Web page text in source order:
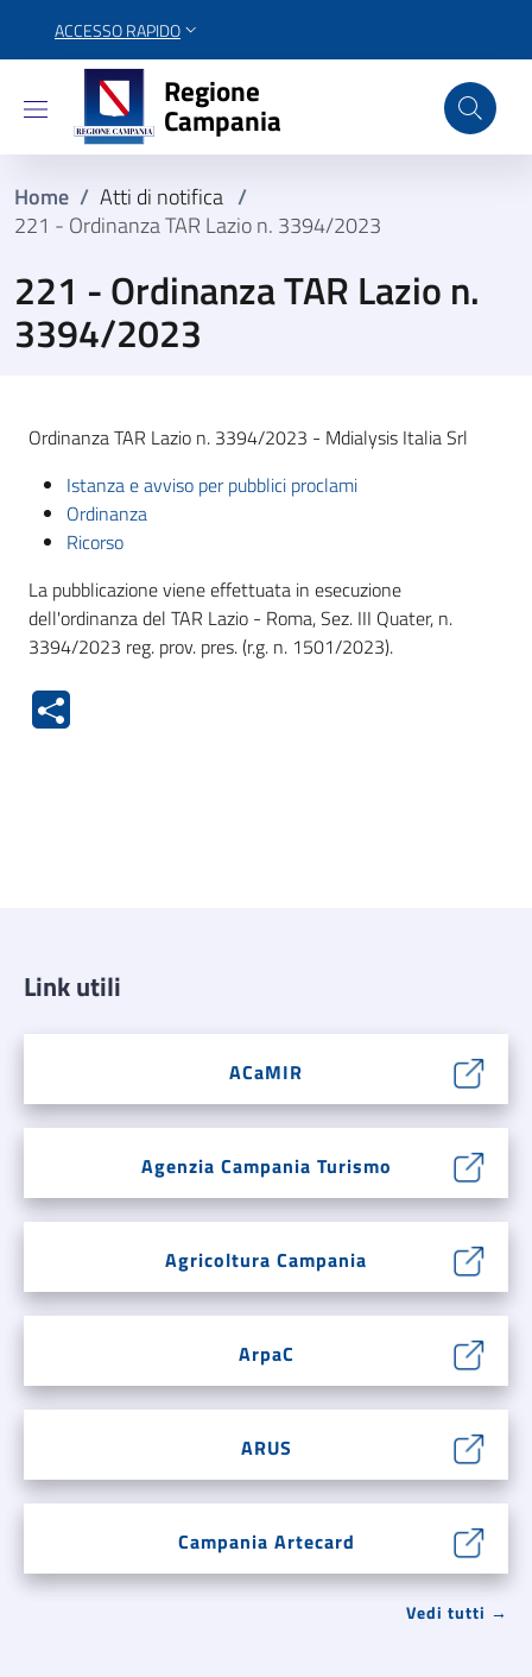
ACCESSO RAPIDO
Regione Campania
Regione
Campania
Home / Atti di notifica /
221 - Ordinanza TAR Lazio n. 3394/2023
221 - Ordinanza TAR Lazio n.
3394/2023
Ordinanza TAR Lazio n. 3394/2023 - Mdialysis Italia Srl
Istanza e avviso per pubblici proclami
Ordinanza
Ricorso
La pubblicazione viene effettuata in esecuzione
dell'ordinanza del TAR Lazio - Roma, Sez. III Quater, n.
3394/2023 reg. prov. pres. (r.g. n. 1501/2023).
Link utili
ACaMIR
Agenzia Campania Turismo
Agricoltura Campania
ArpaC
ARUS
Campania Artecard
Vedi tutti →